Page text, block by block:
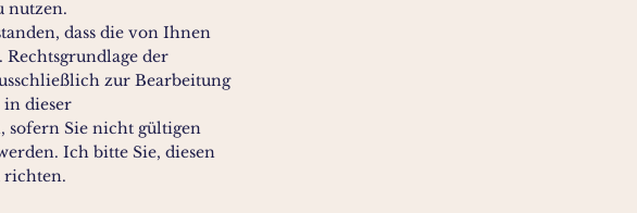
nutzen.
dass die von Ihnen
Rechtsgrundlage der
zur Bearbeitung
in dieser
sofern Sie nicht gültigen
Ich bitte Sie, diesen
richten.